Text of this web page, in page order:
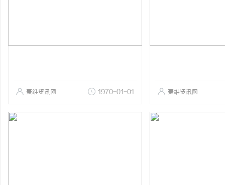
赛维资讯网 1970-01-01 赛维资讯网